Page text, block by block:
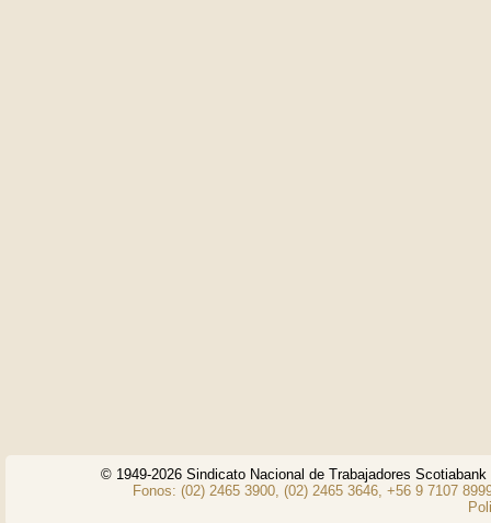
© 1949-2026 Sindicato Nacional de Trabajadores
Fonos: (02) 2465 3900, (02) 2465 3646, +56 9 7107